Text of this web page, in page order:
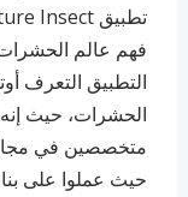
فهم عالم الحشرات
الحشرات، حيث
متخصصين في مجال
حيث عملوا على